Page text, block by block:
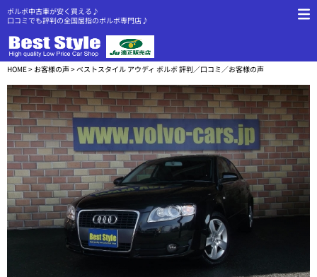
ボルボ中古車が安く買える♪
口コミでも評判の全国屈指のボルボ専門店♪
HOME> お客様の声> ベストスタイル アウディ ボルボ 評判／口コミ／お客様の声